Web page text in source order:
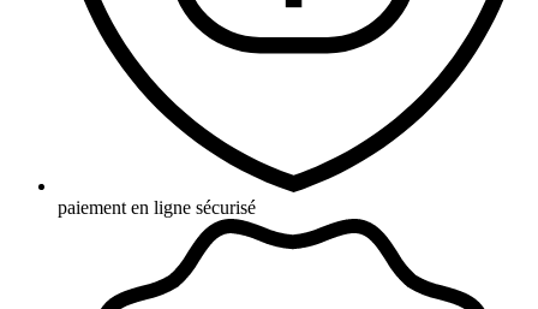
paiement en ligne sécurisé